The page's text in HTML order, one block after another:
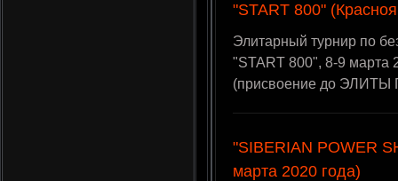
"START 800"
Элитарный турнир по
"START 800", 8-9 марта
(присвоение до ЭЛИТЫ
"SIBERIAN POWER
марта 2020 года)